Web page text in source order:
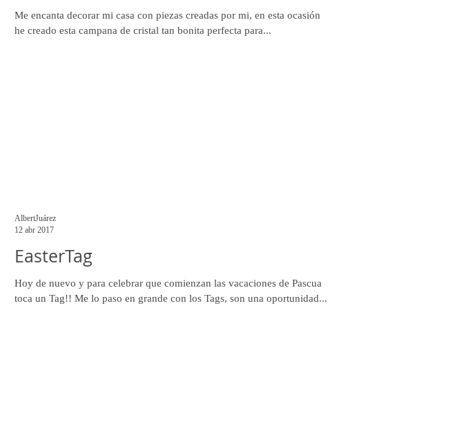
Me encanta decorar mi casa con piezas creadas por mi, en esta ocasión
he creado esta campana de cristal tan bonita perfecta para...
EasterTag
Hoy de nuevo y para celebrar que comienzan las vacaciones de Pascua
toca un Tag!! Me lo paso en grande con los Tags, son una oportunidad...
AlbertJuárez
12 abr 2017